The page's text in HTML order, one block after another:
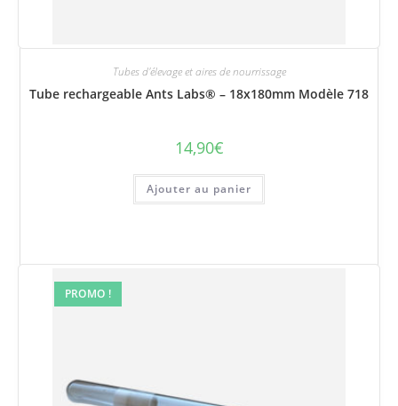
Tubes d'élevage et aires de nourrissage
Tube rechargeable Ants Labs® – 18x180mm Modèle 718
14,90€
Ajouter au panier
PROMO !